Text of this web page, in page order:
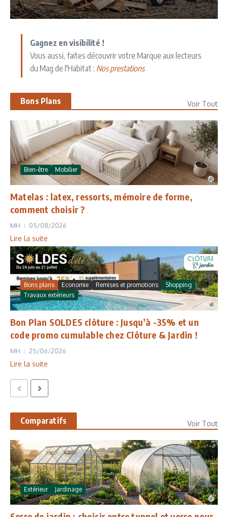
Gagnez en visibilité !
Vous aussi, faites découvrir votre Marque aux lecteurs
du Mag de l'Habitat : Nos prestations
Bons Plans Voir Tout
Bien-être Mobilier
Matelas : latex, ressorts, mémoire de forme,
comment choisir ?
MH 05/08/2026
Lire la suite
Bons plans Economie Remises et promotions
Shopping
Travaux extérieurs
Bon Plan SOLDES clôture : Jusqu’à -35% et un
code promo cumulable chez Clôture & Jardin !
MH 25/06/2026
Lire la suite
Comparatifs Voir Tout
Extérieur Jardinage